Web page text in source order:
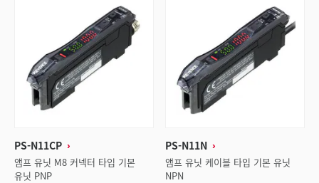
PS-N11CP
앰프 유닛 M8 커넥터 타입 기본
유닛 PNP
PS-N11N
앰프 유닛 케이블 타입 기본 유닛
NPN